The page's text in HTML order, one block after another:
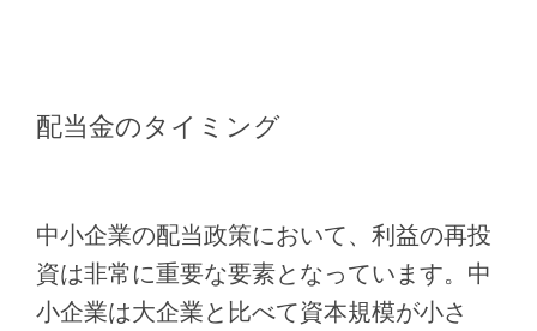
配当金のタイミング
中小企業の配当政策において、利益の再投
資は非常に重要な要素となっています。中
小企業は大企業と比べて資本規模が小さ